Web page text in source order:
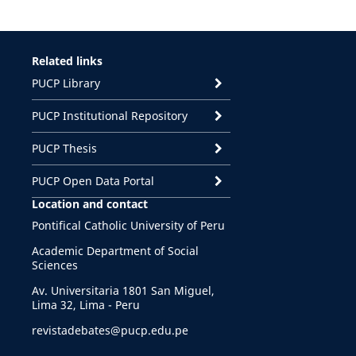
Related links
PUCP Library
PUCP Institutional Repository
PUCP Thesis
PUCP Open Data Portal
Location and contact
Pontifical Catholic University of Peru
Academic Department of Social
Sciences
Av. Universitaria 1801 San Miguel,
Lima 32, Lima - Peru
revistadebates@pucp.edu.pe